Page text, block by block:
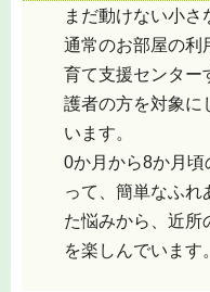
まだ動けない小さ
通常のお部屋の利
育て支援センター
護者の方を対象に
います。
0か月から8か月頃
って、簡単なふれ
た悩みから、近所
を楽しんでいます。